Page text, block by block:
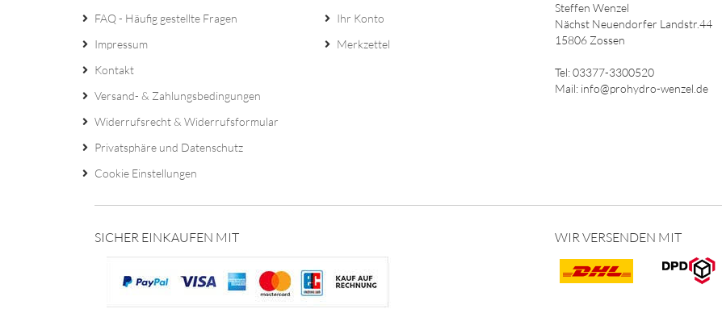
FAQ - Häufig gestellte Fragen
Impressum
Kontakt
Versand- & Zahlungsbedingungen
Widerrufsrecht & Widerrufsformular
Privatsphäre und Datenschutz
Cookie Einstellungen
Ihr Konto
Merkzettel
Steffen Wenzel
Nächst Neuendorfer Landstr.44
15806 Zossen
Tel: 03377-3300520
Mail: info@prohydro-wenzel.de
SICHER EINKAUFEN MIT WIR VERSENDEN MIT